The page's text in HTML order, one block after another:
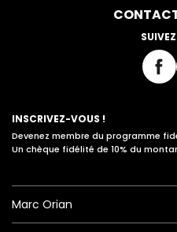
INSCRIVEZ-VOUS !
Devenez membre du programme
Un chèque fidélité de 10% du
Marc Orian